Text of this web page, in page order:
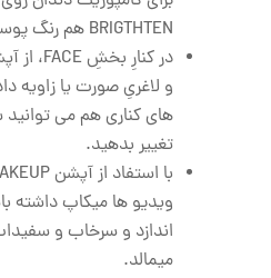
BRIGTHTEN هم رنگ پوست را روشن می کند.
و لاغریِ صورت یا زاویه
های کناری هم می
تغییر بدهید.
ویدیو ها میکاپ
اندازد و سرخاب و
میمالد.